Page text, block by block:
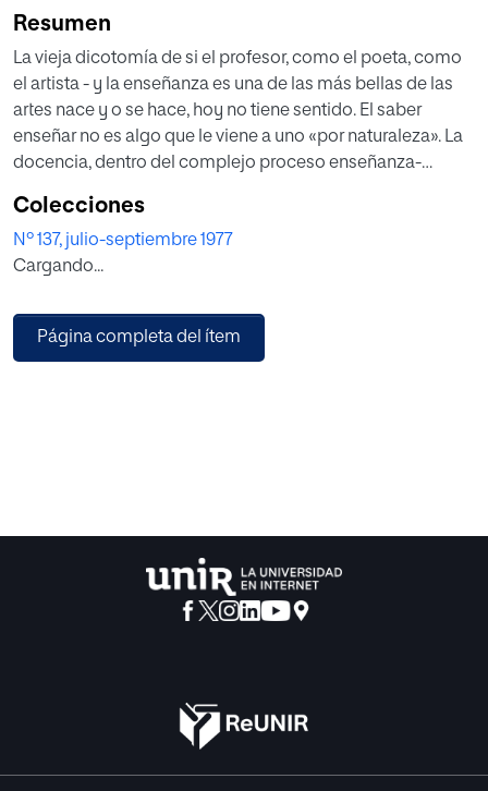
Resumen
La vieja dicotomía de si el profesor, como el poeta, como
el artista - y la enseñanza es una de las más bellas de las
artes nace y o se hace, hoy no tiene sentido. El saber
enseñar no es algo que le viene a uno «por naturaleza». La
docencia, dentro del complejo proceso enseñanza-
ciertamente mucho de arte, pero cada vez más de ciencia.
La enseñanza requiere elementos personales,
espontáneos y creadores, no menos que la investigación
manejo del conjunto de saberes y habilidades que inciden
en el complejo entramado de la práctica educativa.
Colecciones
Nº 137, julio-septiembre 1977
Cargando...
Página completa del ítem